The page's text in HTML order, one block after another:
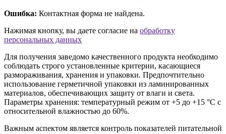
Ошибка: Контактная форма не найдена.
Нажимая кнопку, вы даете согласие на обработку
персональных данных
Для получения заведомо качественного продукта необходимо
соблюдать строго установленные критерии, касающиеся
размораживания, хранения и упаковки. Предпочтительно
использование герметичной упаковки из ламинированных
материалов, обеспечивающих защиту от влаги и света.
Параметры хранения: температурный режим от +5 до +15 °C с
относительной влажностью до 60%.
Важным аспектом является контроль показателей питательной